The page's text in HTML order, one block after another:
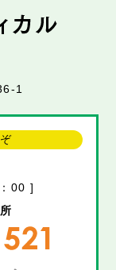
1
00 ]